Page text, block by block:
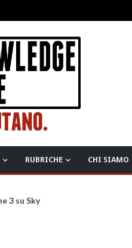
RUBRICHE CHI SIAMO
3 su Sky